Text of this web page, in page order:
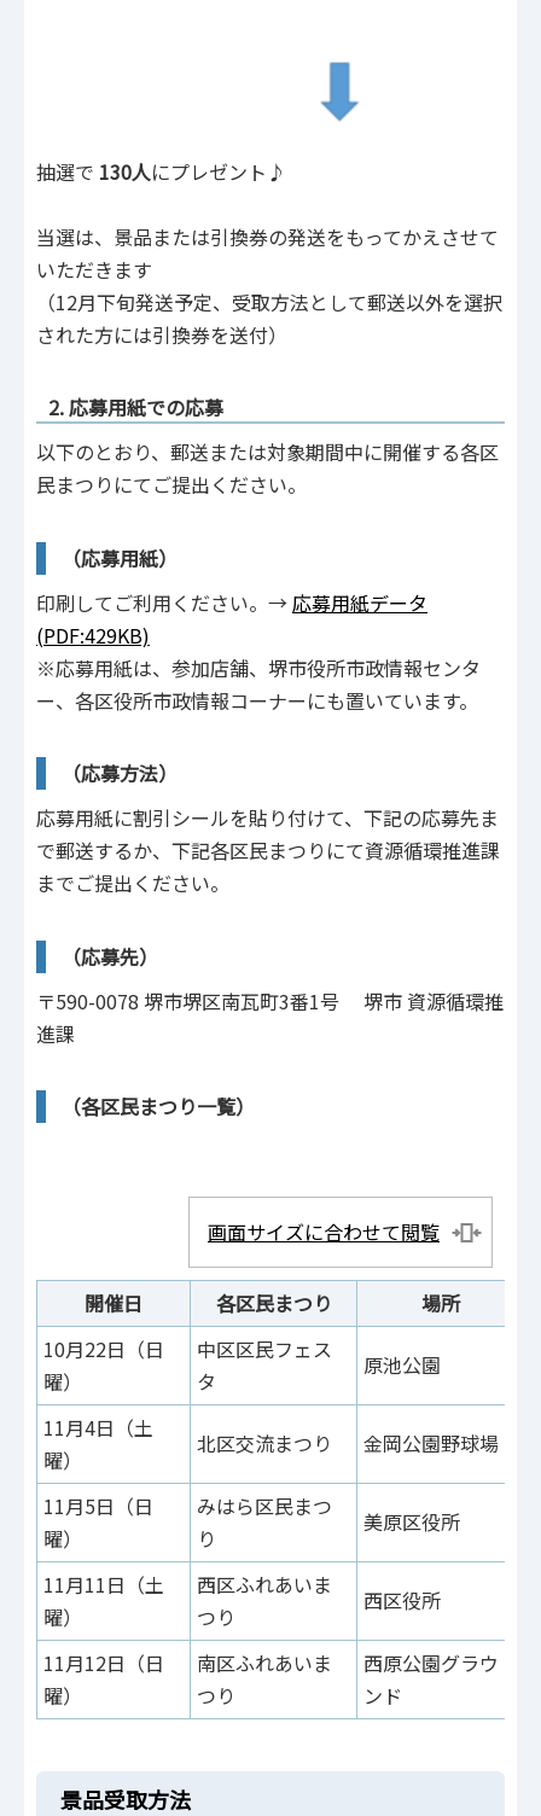
抽選で 130人にプレゼント♪
当選は、景品または引換券の発送をもってかえさせて
いただきます
（12月下旬発送予定、受取方法として郵送以外を選択
された方には引換券を送付）
2. 応募用紙での応募
以下のとおり、郵送または対象期間中に開催する各区
民まつりにてご提出ください。
（応募用紙）
印刷してご利用ください。→ 応募用紙データ
(PDF:429KB)
※応募用紙は、参加店舗、堺市役所市政情報センタ
ー、各区役所市政情報コーナーにも置いています。
（応募方法）
応募用紙に割引シールを貼り付けて、下記の応募先ま
で郵送するか、下記各区民まつりにて資源循環推進課
までご提出ください。
（応募先）
〒590-0078 堺市堺区南瓦町3番1号 堺市 資源循環推
進課
（各区民まつり一覧）
画面サイズに合わせて閲覧
開催日 各区民まつり
場所
10月22日（日
曜）
中区区民フェス
タ
原池公園
11月4日（土
曜）
北区交流まつり 金岡公園野球場
11月5日（日
曜）
みはら区民まつ
り
美原区役所
11月11日（土
曜）
西区ふれあいま
つり
西区役所
11月12日（日
曜）
南区ふれあいま
つり
西原公園グラウ
ンド
景品受取方法